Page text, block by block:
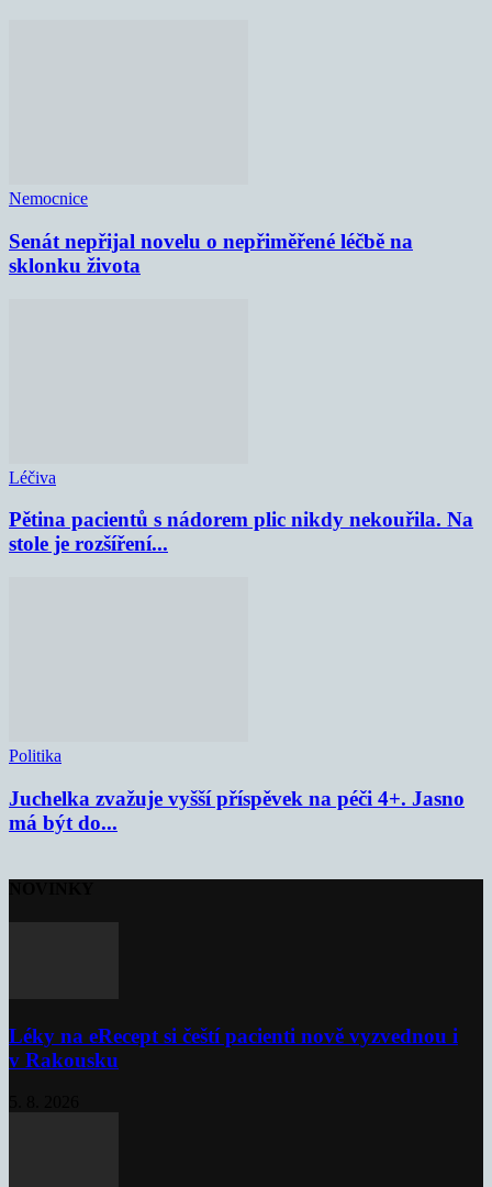
Nemocnice
Senát nepřijal novelu o nepřiměřené léčbě na
sklonku života
Léčiva
Pětina pacientů s nádorem plic nikdy nekouřila. Na
stole je rozšíření...
Politika
Juchelka zvažuje vyšší příspěvek na péči 4+. Jasno
má být do...
Léky na eRecept si čeští pacienti nově vyzvednou i
v Rakousku